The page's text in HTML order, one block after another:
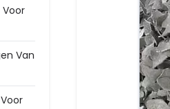
Van